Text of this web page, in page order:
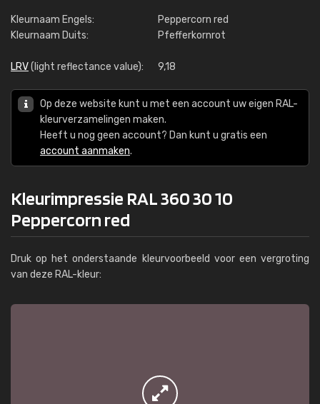
Kleurnaam Engels:
Peppercorn red
Kleurnaam Duits:
Pfefferkornrot
LRV(light reflectance value): 9,18
Op deze website kunt u met een account uw eigen RAL-
kleurverzamelingen maken.
Heeft u nog geen account? Dan kunt u gratis een
account aanmaken.
Kleurimpressie RAL 360 30 10
Peppercorn red
Druk op het onderstaande kleurvoorbeeld voor een vergroting
van deze RAL-kleur: